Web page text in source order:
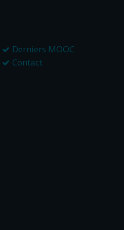
Derniers MOOC
Contact